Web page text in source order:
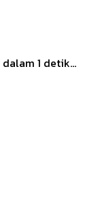
1 detik...